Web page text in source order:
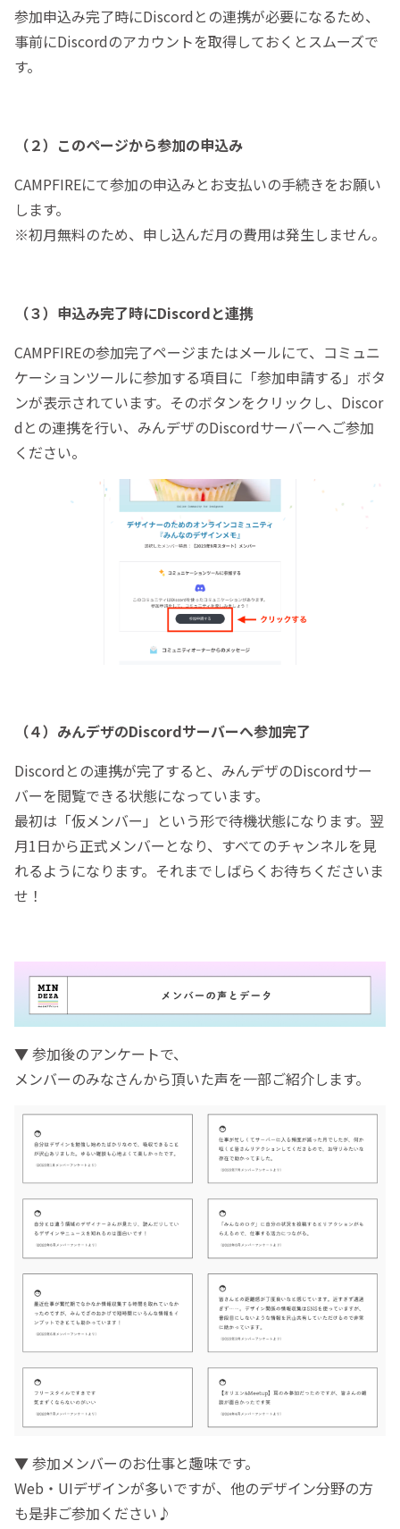
参加申込み完了時にDiscordとの連携が必要になるため、
事前にDiscordのアカウントを取得しておくとスムーズで
す。
（２）このページから参加の申込み
CAMPFIREにて参加の申込みとお支払いの手続きをお願い
します。
※初月無料のため、申し込んだ月の費用は発生しません。
（３）申込み完了時にDiscordと連携
CAMPFIREの参加完了ページまたはメールにて、コミュニ
ケーションツールに参加する項目に「参加申請する」ボタ
ンが表示されています。そのボタンをクリックし、Discor
dとの連携を行い、みんデザのDiscordサーバーへご参加
ください。
（４）みんデザのDiscordサーバーへ参加完了
Discordとの連携が完了すると、みんデザのDiscordサー
バーを閲覧できる状態になっています。
最初は「仮メンバー」という形で待機状態になります。翌
月1日から正式メンバーとなり、すべてのチャンネルを見
れるようになります。それまでしばらくお待ちくださいま
せ！
▼ 参加後のアンケートで、
メンバーのみなさんから頂いた声を一部ご紹介します。
▼ 参加メンバーのお仕事と趣味です。
Web・UIデザインが多いですが、他のデザイン分野の方
も是非ご参加ください♪